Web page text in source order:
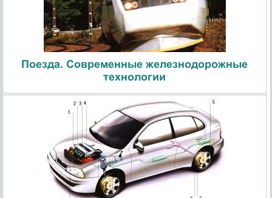
Поезда. Современные железнодорожные
технологии